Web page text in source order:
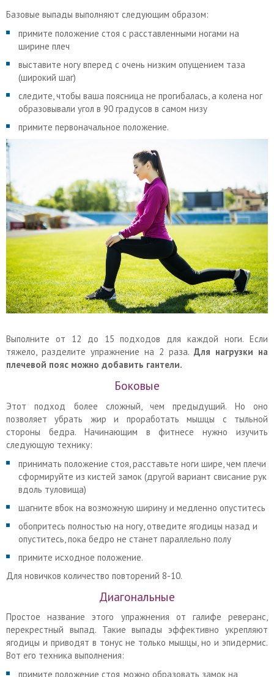
Базовые выпады выполняют следующим образом:
примите положение стоя с расставленными ногами на
ширине плеч
выставите ногу вперед с очень низким опущением таза
(широкий шаг)
следите, чтобы ваша поясница не прогибалась, а колена ног
образовывали угол в 90 градусов в самом низу
примите первоначальное положение.
Выполните от 12 до 15 подходов для каждой ноги. Если
тяжело, разделите упражнение на 2 раза. Для нагрузки на
плечевой пояс можно добавить гантели.
Боковые
Этот подход более сложный, чем предыдущий. Но оно
позволяет убрать жир и проработать мышцы с тыльной
стороны бедра. Начинающим в фитнесе нужно изучить
следующую технику:
принимать положение стоя, расставьте ноги шире, чем плечи
сформируйте из кистей замок (другой вариант свисание рук
вдоль туловища)
шагните вбок на возможную ширину и медленно опуститесь
обопритесь полностью на ногу, отведите ягодицы назад и
опуститесь, пока бедро не станет параллельно полу
примите исходное положение.
Для новичков количество повторений 8-10.
Диагональные
Простое название этого упражнения от галифе реверанс,
перекрестный выпад. Такие выпады эффективно укрепляют
ягодицы и приводят в тонус не только мышцы, но и эпидермис.
Вот его техника выполнения:
примите положение стоя, можно образовать замок на